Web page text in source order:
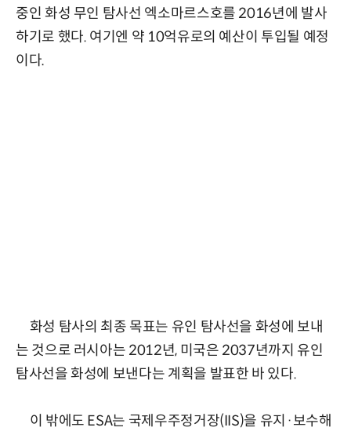
중인 화성 무인 탐사선 엑소마르스호를 2016년에 발사
하기로 했다. 여기엔 약 10억유로의 예산이 투입될 예정
이다.
화성 탐사의 최종 목표는 유인 탐사선을 화성에 보내
는 것으로 러시아는 2012년, 미국은 2037년까지 유인
탐사선을 화성에 보낸다는 계획을 발표한 바 있다.
이 밖에도 ESA는 국제우주정거장(IIS)을 유지·보수해